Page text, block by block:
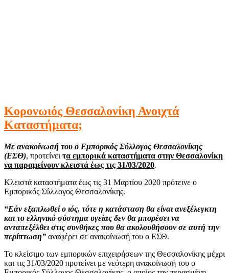
Κορονωιός Θεσσαλονίκη Ανοιχτά
Καταστήματα;
Με ανακοίνωσή του ο Εμπορικός Σύλλογος Θεσσαλονίκης
(ΕΣΘ), προτείνει τα εμπορικά καταστήματα στην Θεσσαλονίκη
να παραμείνουν κλειστά έως τις 31/03/2020.
Κλειστά καταστήματα έως τις 31 Μαρτίου 2020 πρότεινε ο
Εμπορικός Σύλλογος Θεσσαλονίκης.
“Εάν εξαπλωθεί ο ιός, τότε η κατάσταση θα είναι ανεξέλεγκτη
και το ελληνικό σύστημα υγείας δεν θα μπορέσει να
ανταπεξέλθει στις συνθήκες που θα ακολουθήσουν σε αυτή την
περίπτωση” αναφέρει σε ανακοίνωσή του ο ΕΣΘ.
Το κλείσιμο των εμπορικών επιχειρήσεων της Θεσσαλονίκης μέχρι
και τις 31/03/2020 προτείνει με νεότερη ανακοίνωσή του ο